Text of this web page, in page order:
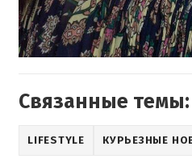
Связанные темы:
LIFESTYLE КУРЬЕЗНЫЕ